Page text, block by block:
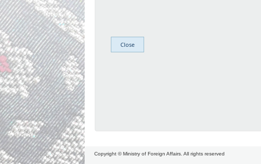
Copyright © Ministry of Foreign Affairs. All rights reserved